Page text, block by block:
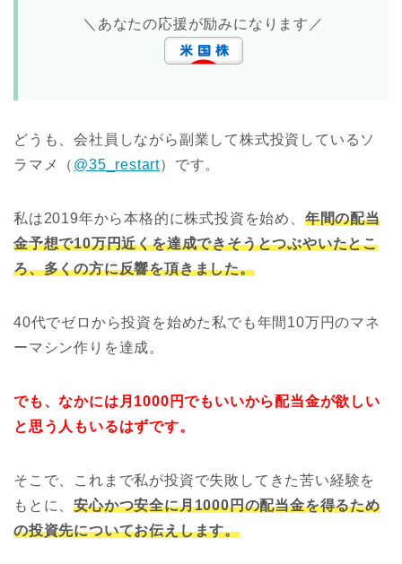
＼あなたの応援が励みになります／
どうも、会社員しながら副業して株式投資しているソ
ラマメ（ @35_restart）です。
私は2019年から本格的に株式投資を始め、 年間の配当
金予想で10万円近くを達成できそうとつぶやいたとこ
ろ、多くの方に反響を頂きました。
40代でゼロから投資を始めた私でも年間10万円のマネ
ーマシン作りを達成。
でも、なかには月1000円でもいいから配当金が欲しい
と思う人もいるはずです。
そこで、これまで私が投資で失敗してきた苦い経験を
もとに、安心かつ安全に月1000円の配当金を得るため
の投資先についてお伝えします。